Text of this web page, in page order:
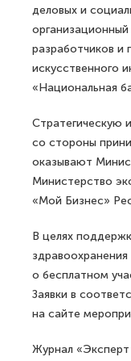
деловых и
разработчиков и
искусственного
«Национальная
Стратегическую
со стороны
оказывают
Министерство
«Мой Бизнес»
В целях
о бесплатном
Заявки в
на сайте
Журнал